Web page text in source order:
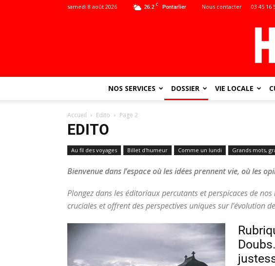
26.2 C Pontarlier
samedi 8 août 2026 Nous contacter 03 45 16
NOS SERVICES DOSSIER VIE LOCALE
Accueil Edito Page 2
EDITO
Au fil des voyages Billet d'humeur Comme un lundi Grands mots,
Bienvenue dans l’espace où les idées prennent vie, où les
Plongez dans les éditoriaux percutants et perspicaces de
cruciales et offrent des perspectives uniques sur l’évolution